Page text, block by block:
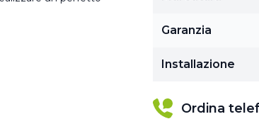
Garanzia
Installazione
Ordina